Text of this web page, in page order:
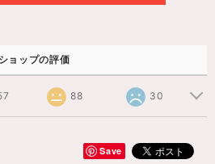
ショップの評価
88 30
Save